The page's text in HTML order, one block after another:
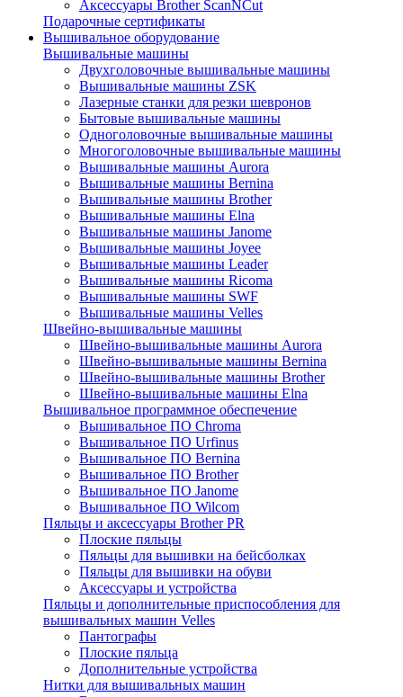
Аксессуары Brother ScanNCut
Подарочные сертификаты
Вышивальное оборудование
Вышивальные машины
Двухголовочные вышивальные машины
Вышивальные машины ZSK
Лазерные станки для резки шевронов
Бытовые вышивальные машины
Одноголовочные вышивальные машины
Многоголовочные вышивальные машины
Вышивальные машины Aurora
Вышивальные машины Bernina
Вышивальные машины Brother
Вышивальные машины Elna
Вышивальные машины Janome
Вышивальные машины Joyee
Вышивальные машины Leader
Вышивальные машины Ricoma
Вышивальные машины SWF
Вышивальные машины Velles
Швейно-вышивальные машины
Швейно-вышивальные машины Aurora
Швейно-вышивальные машины Bernina
Швейно-вышивальные машины Brother
Швейно-вышивальные машины Elna
Вышивальное программное обеспечение
Вышивальное ПО Chroma
Вышивальное ПО Urfinus
Вышивальное ПО Bernina
Вышивальное ПО Brother
Вышивальное ПО Janome
Вышивальное ПО Wilcom
Пяльцы и аксессуары Brother PR
Плоские пяльцы
Пяльцы для вышивки на бейсболках
Пяльцы для вышивки на обуви
Аксессуары и устройства
Пяльцы и дополнительные приспособления для
вышивальных машин Velles
Пантографы
Плоские пяльца
Дополнительные устройства
Нитки для вышивальных машин